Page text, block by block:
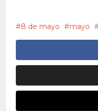
8 de mayo mayo